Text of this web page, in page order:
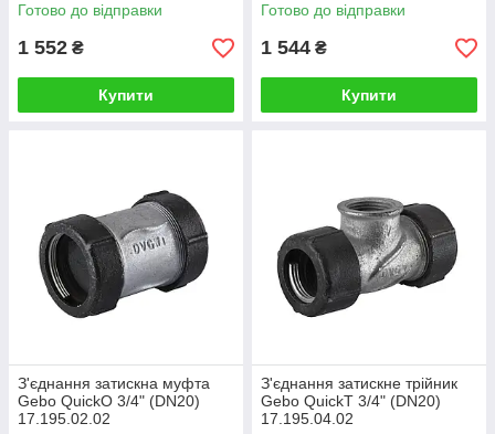
Готово до відправки
1 552 ₴
Купити
Готово до відправки
1 544 ₴
Купити
З'єднання затискна муфта
Gebo QuickO 3/4" (DN20)
17.195.02.02
З'єднання затискне трійник
Gebo QuickТ 3/4" (DN20)
17.195.04.02